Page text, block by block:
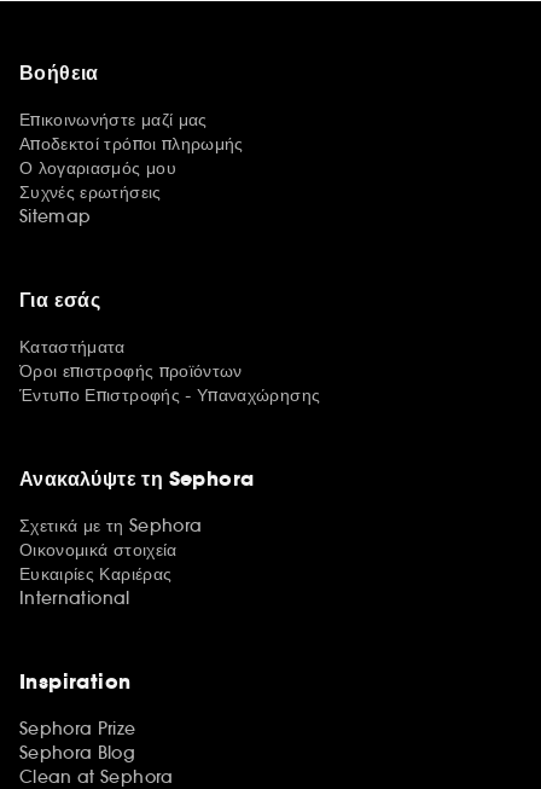
Βοήθεια
Επικοινωνήστε μαζί μας
Αποδεκτοί τρόποι πληρωμής
Ο λογαριασμός μου
Συχνές ερωτήσεις
Sitemap
Για εσάς
Καταστήματα
Όροι επιστροφής προϊόντων
Έντυπο Επιστροφής - Υπαναχώρησης
Ανακαλύψτε τη Sephora
Σχετικά με τη Sephora
Οικονομικά στοιχεία
Ευκαιρίες Καριέρας
International
Inspiration
Sephora Prize
Sephora Blog
Clean at Sephora